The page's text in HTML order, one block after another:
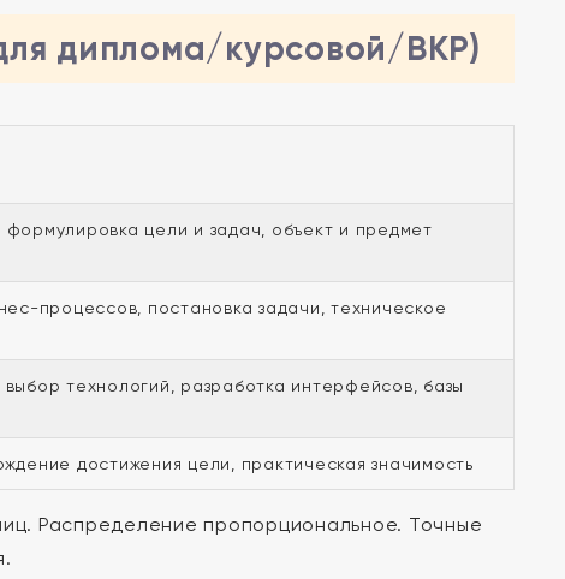
диплома/курсовой/ВКР)
цели и задач, объект и предмет
процессов, постановка задачи, техническое
технологий, разработка интерфейсов, базы
достижения цели, практическая значимость
Распределение пропорциональное. Точные